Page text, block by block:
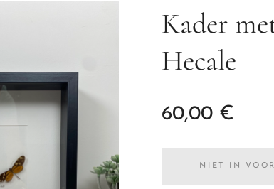
Kader
Hecale
60,00 €
NIET IN